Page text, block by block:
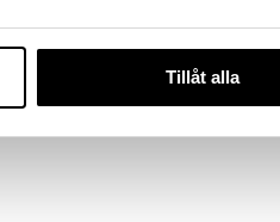
Tillåt alla